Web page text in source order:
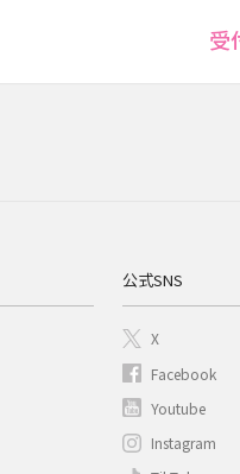
受
公式SNS
X
Facebook
Youtube
Instagram